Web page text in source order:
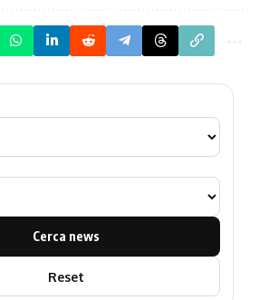
Cerca news
Reset